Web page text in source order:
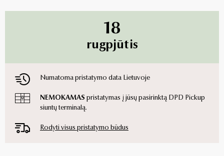
18
rugpjūtis
Numatoma pristatymo data Lietuvoje
NEMOKAMAS pristatymas į jūsų pasirinktą DPD Pickup
siuntų terminalą.
Rodyti visus pristatymo būdus